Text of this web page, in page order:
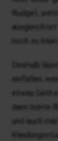
Budget,
ausgerichtet
noch so
Deshalb
einfallen,
etwas Geld
dann bunte
und auch